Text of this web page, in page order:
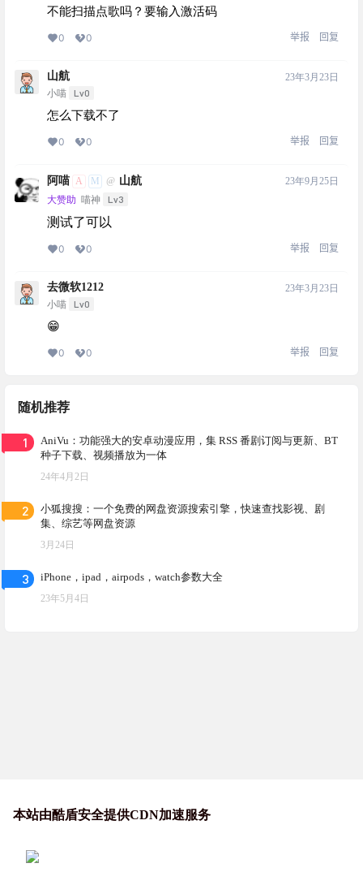
不能扫描点歌吗？要输入激活码
0 0 举报 回复
山航
小喵 Lv0
23年3月23日
怎么下载不了
0 0 举报 回复
阿喵 A M @ 山航
大赞助 喵神 Lv3
23年9月25日
测试了可以
0 0 举报 回复
去微软1212
小喵 Lv0
23年3月23日
😁
0 0 举报 回复
随机推荐
1
AniVu：功能强大的安卓动漫应用，集 RSS 番剧订阅与更新、BT
种子下载、视频播放为一体
24年4月2日
2
小狐搜搜：一个免费的网盘资源搜索引擎，快速查找影视、剧
集、综艺等网盘资源
3月24日
3 iPhone，ipad，airpods，watch参数大全
23年5月4日
本站由酷盾安全提供CDN加速服务